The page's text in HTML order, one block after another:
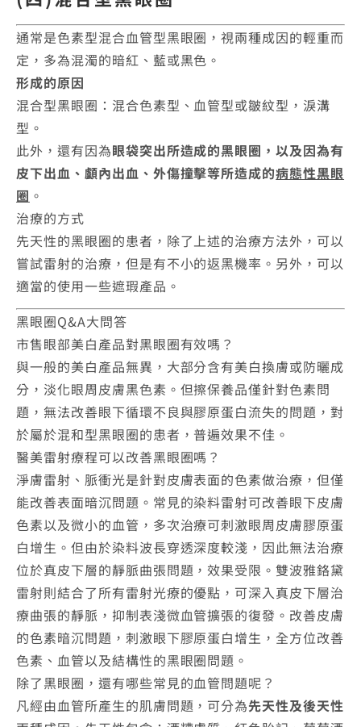
通常是色素型混合血管型黑眼圈，視兩種成因的輕重而
定，多為混濁的暗紅、藍或黑色。
形成的原因
混合型黑眼圈：混合色素型、血管型或皺紋型，淚溝
型。
此外，還有因為眼袋突出所造成的黑眼圈，以及因為有
皮下出血、顱內出血、外傷撞擊等所造成的病態性黑眼
圈 。
治療的方式
先天性的黑眼圈的患者，除了上述的治療方法外，可以
嘗試雷射的治療，但是有不小的返黑機率。另外，可以
適當的使用一些遮瑕產品。
黑眼圈Q&A大問答
市售眼部美白產品對黑眼圈有效嗎？
與一般的美白產品無異，大部分含有美白換膚或防曬成
分，淡化眼周皮膚黑色素。但擦保養品僅針對色素問
題，無法改善眼下循環不良與膠原蛋白流失的問題，對
於屬於混和型黑眼圈的患者，普遍效果不佳。
醫美雷射療程可以改善黑眼圈嗎？
淨膚雷射、脈衝光是針對皮膚表面的色素做治療，但僅
能改善表面暗沉問題。常見的染料雷射可改善眼下皮膚
色素以及微小的血管，多次治療可刺激眼周皮膚膠原蛋
白增生。但由於染料波長穿透深度較淺，因此無法治療
位於真皮下層的靜脈曲張問題，效果受限。雙波雅鉻黛
雷射則結合了所有雷射光療的優點，可深入真皮下層治
療曲張的靜脈，抑制表淺微血管擴張的復發。改善皮膚
的色素暗沉問題，刺激眼下膠原蛋白增生，全方位改善
色素、血管以及結構性的黑眼圈問題。
除了黑眼圈，還有哪些常見的血管問題呢？
凡經由血管所產生的肌膚問題，可分為先天性及後天性